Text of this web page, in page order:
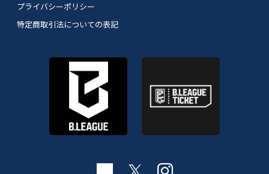
プライバシーポリシー
特定商取引法についての表記